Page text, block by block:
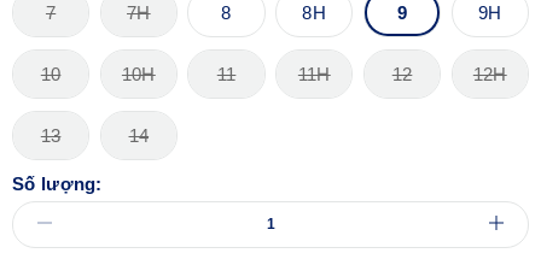
7 7H 8 8H 9 9H
10 10H 11 11H 12 12H
13 14
Số lượng: